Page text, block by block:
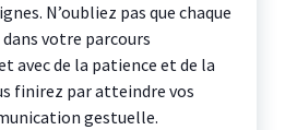
N’oubliez pas que chaque
votre parcours
avec de la patience et de la
finirez par atteindre vos
gestuelle.